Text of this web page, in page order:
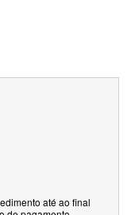
até ao final